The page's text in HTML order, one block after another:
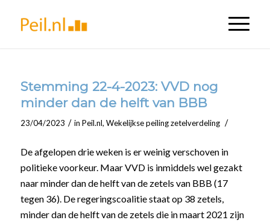
Stemming 22-4-2023: VVD nog
minder dan de helft van BBB
23/04/2023 / in Peil.nl, Wekelijkse peiling zetelverdeling /
De afgelopen drie weken is er weinig verschoven in
politieke voorkeur. Maar VVD is inmiddels wel gezakt
naar minder dan de helft van de zetels van BBB (17
tegen 36). De regeringscoalitie staat op 38 zetels,
minder dan de helft van de zetels die in maart 2021 zijn